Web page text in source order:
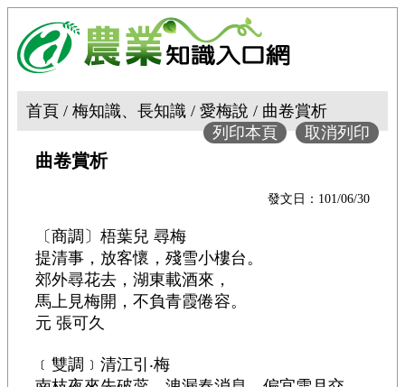
首頁 / 梅知識、長知識 / 愛梅說 / 曲卷賞析
取消列印
列印本頁
曲卷賞析
發文日：101/06/30
〔商調〕梧葉兒 尋梅
提清事，放客懷，殘雪小樓台。
郊外尋花去，湖東載酒來，
馬上見梅開，不負青霞倦容。
元 張可久
﹝雙調﹞清江引‧梅